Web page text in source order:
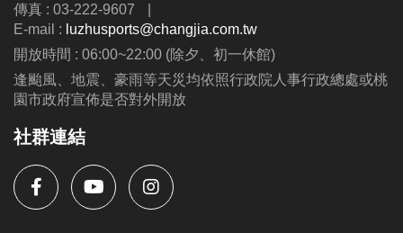
傳真 : 03-222-9607
|
E-mail : luzhusports@changjia.com.tw
開放時間 : 06:00~22:00 (除夕、初一休館)
逢颱風、地震、豪雨等天災均依照行政院人事行政總處或桃
園市政府宣佈是否對外開放
社群連結